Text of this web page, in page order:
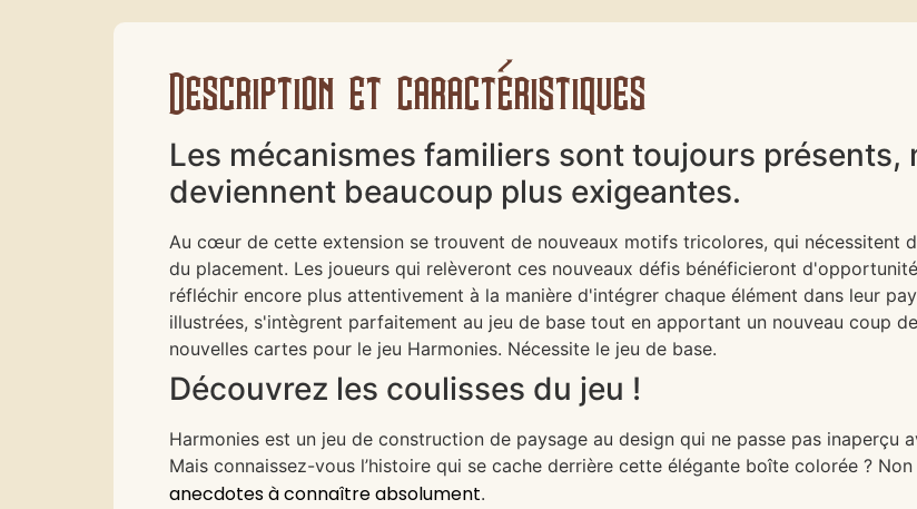
Description et caractéristiques
Les mécanismes familiers sont toujours présents,
deviennent beaucoup plus exigeantes.
Au cœur de cette extension se trouvent de nouveaux motifs tricolores, qui nécessitent
du placement. Les joueurs qui relèveront ces nouveaux défis bénéficieront
réfléchir encore plus attentivement à la manière d'intégrer chaque élément dans leur
illustrées, s'intègrent parfaitement au jeu de base tout en apportant un nouveau coup
nouvelles cartes pour le jeu Harmonies. Nécessite le jeu de base.
Découvrez les coulisses du jeu !
Harmonies est un jeu de construction de paysage au design qui ne passe pas inaperçu
Mais connaissez-vous l’histoire qui se cache derrière cette élégante boîte colorée ?
anecdotes à connaître absolument.